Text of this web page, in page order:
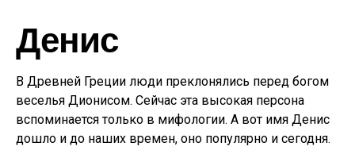
Денис
В Древней Греции люди преклонялись перед богом
веселья Дионисом. Сейчас эта высокая персона
вспоминается только в мифологии. А вот имя Денис
дошло и до наших времен, оно популярно и сегодня.